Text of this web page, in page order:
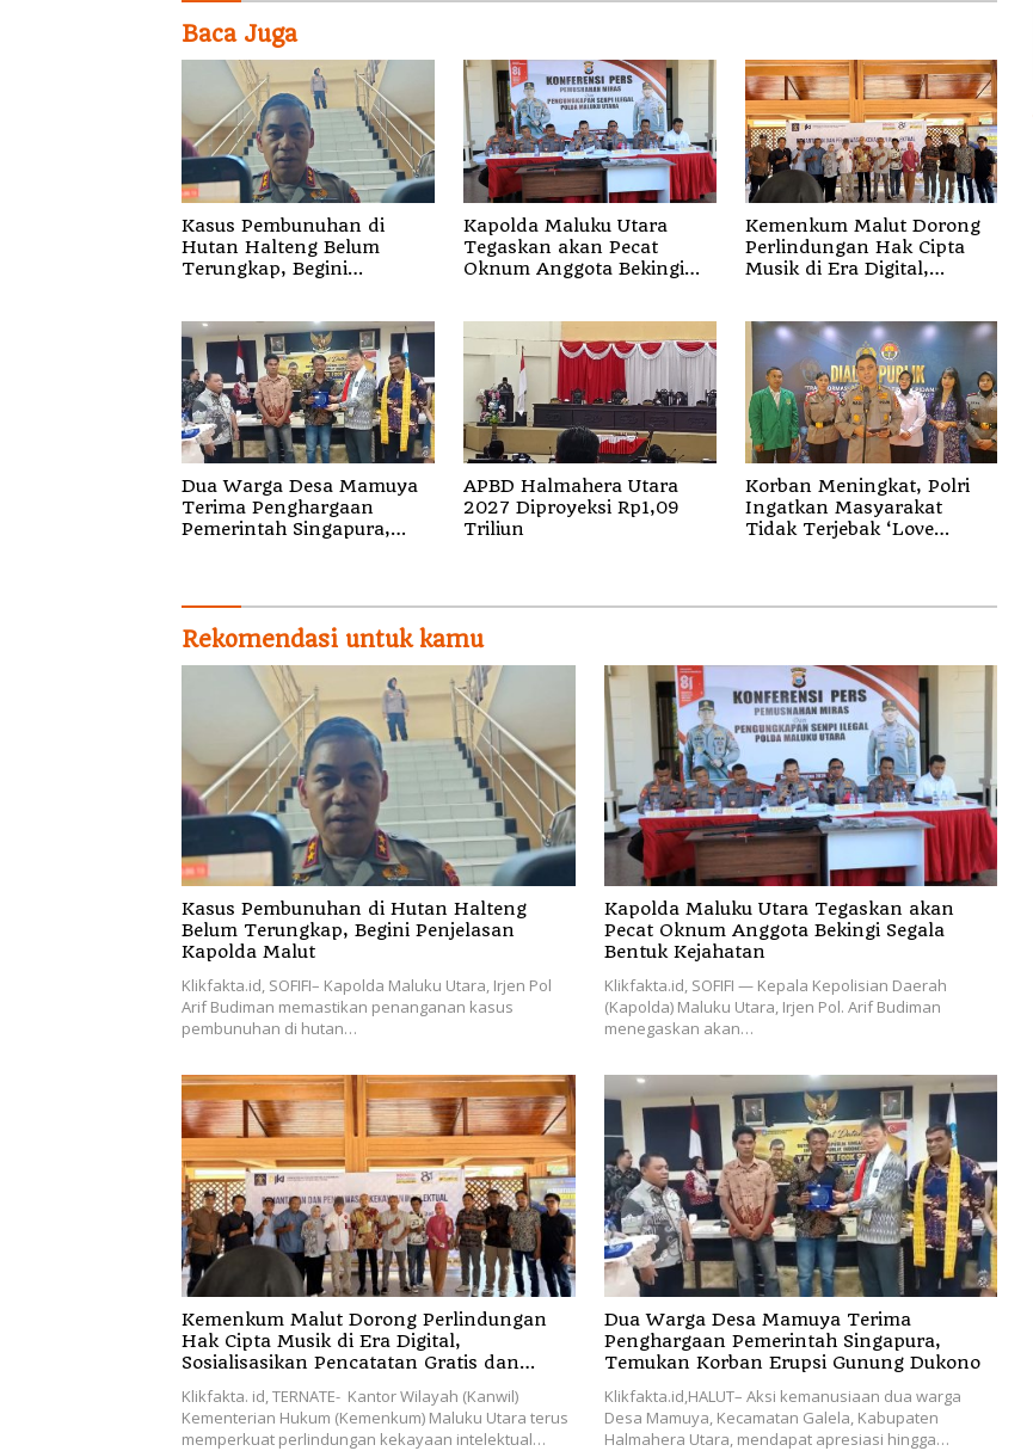
Baca Juga
Kasus Pembunuhan di
Hutan Halteng Belum
Terungkap, Begini
Kapolda Maluku Utara
Tegaskan akan Pecat
Oknum Anggota Bekingi
Kemenkum Malut Dorong
Perlindungan Hak Cipta
Musik di Era Digital,
Royalti
Dua Warga Desa Mamuya
Terima Penghargaan
Pemerintah Singapura,
APBD Halmahera Utara
2027 Diproyeksi Rp1,09
Triliun
Korban Meningkat, Polri
Ingatkan Masyarakat
Tidak Terjebak ‘Love
Rekomendasi untuk kamu
Kasus Pembunuhan di Hutan Halteng
Belum Terungkap, Begini Penjelasan
Kapolda Malut
Klikfakta.id, SOFIFI– Kapolda Maluku Utara, Irjen Pol
Arif Budiman memastikan penanganan kasus
pembunuhan di hutan…
Kapolda Maluku Utara Tegaskan akan
Pecat Oknum Anggota Bekingi Segala
Bentuk Kejahatan
Klikfakta.id, SOFIFI — Kepala Kepolisian Daerah
(Kapolda) Maluku Utara, Irjen Pol. Arif Budiman
menegaskan akan…
Kemenkum Malut Dorong Perlindungan
Hak Cipta Musik di Era Digital,
Sosialisasikan Pencatatan Gratis dan
Klikfakta. id, TERNATE- Kantor Wilayah (Kanwil)
Kementerian Hukum (Kemenkum) Maluku Utara terus
memperkuat perlindungan kekayaan intelektual…
Dua Warga Desa Mamuya Terima
Penghargaan Pemerintah Singapura,
Temukan Korban Erupsi Gunung Dukono
Klikfakta.id,HALUT– Aksi kemanusiaan dua warga
Desa Mamuya, Kecamatan Galela, Kabupaten
Halmahera Utara, mendapat apresiasi hingga…